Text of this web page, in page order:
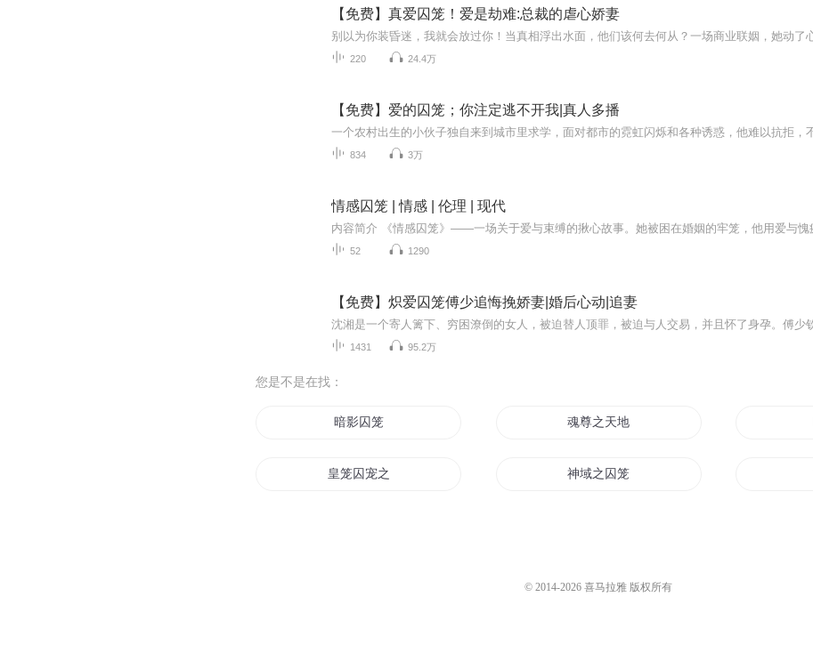
【免费】真爱囚笼！爱是劫难:总裁的虐心娇妻
220 24.4万
【免费】爱的囚笼；你注定逃不开我|真人多播
834 3万
情感囚笼 | 情感 | 伦理 | 现代
52 1290
【免费】炽爱囚笼傅少追悔挽娇妻|婚后心动|追妻
1431 95.2万
您是不是在找：
暗影囚笼 魂尊之天地囚笼
皇笼囚宠之风华女帝 神域之囚笼
© 2014-2026 喜马拉雅 版权所有